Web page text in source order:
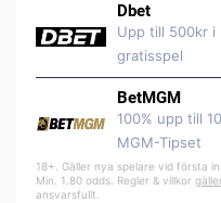
Dbet
Upp till 500kr i
gratisspel
BetMGM
100% upp till
MGM-Tipset
18+. Gäller nya spelare vid första
Min. 1.80 odds. Regler & villkor gäller
ansvarsfullt.